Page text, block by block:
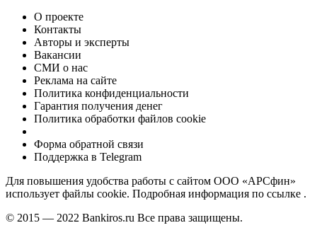
О проекте
Контакты
Авторы и эксперты
Вакансии
СМИ о нас
Реклама на сайте
Политика конфиденциальности
Гарантия получения денег
Политика обработки файлов cookie
Форма обратной связи
Поддержка в Telegram
Для повышения удобства работы с сайтом ООО «АРСфин»
использует файлы cookie. Подробная информация по ссылке .
© 2015 — 2022 Bankiros.ru Все права защищены.